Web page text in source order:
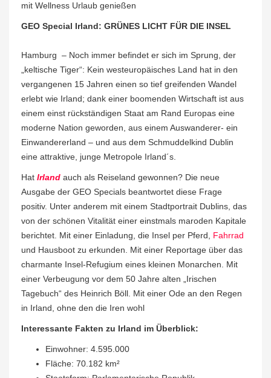
mit Wellness Urlaub genießen
GEO Special Irland: GRÜNES LICHT FÜR DIE INSEL
Hamburg – Noch immer befindet er sich im Sprung, der
„keltische Tiger“: Kein westeuropäisches Land hat in den
vergangenen 15 Jahren einen so tief greifenden Wandel
erlebt wie Irland; dank einer boomenden Wirtschaft ist aus
einem einst rückständigen Staat am Rand Europas eine
moderne Nation geworden, aus einem Auswanderer- ein
Einwandererland – und aus dem Schmuddelkind Dublin
eine attraktive, junge Metropole Irland´s.
Hat Irland auch als Reiseland gewonnen? Die neue
Ausgabe der GEO Specials beantwortet diese Frage
positiv. Unter anderem mit einem Stadtportrait Dublins, das
von der schönen Vitalität einer einstmals maroden Kapitale
berichtet. Mit einer Einladung, die Insel per Pferd, Fahrrad
und Hausboot zu erkunden. Mit einer Reportage über das
charmante Insel-Refugium eines kleinen Monarchen. Mit
einer Verbeugung vor dem 50 Jahre alten „Irischen
Tagebuch“ des Heinrich Böll. Mit einer Ode an den Regen
in Irland, ohne den die Iren wohl
Interessante Fakten zu Irland im Überblick:
Einwohner: 4.595.000
Fläche: 70.182 km²